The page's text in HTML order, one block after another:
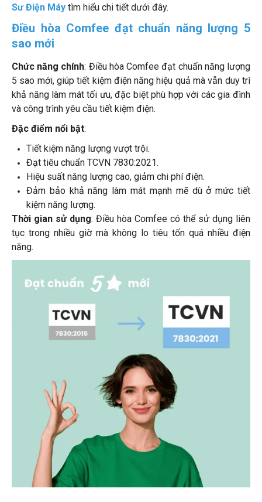
Sư Điện Máy tìm hiểu chi tiết dưới đây.
Điều hòa Comfee đạt chuẩn năng lượng 5
sao mới
Chức năng chính: Điều hòa Comfee đạt chuẩn năng lượng
5 sao mới, giúp tiết kiệm điện năng hiệu quả mà vẫn duy trì
khả năng làm mát tối ưu, đặc biệt phù hợp với các gia đình
và công trình yêu cầu tiết kiệm điện.
Đặc điểm nổi bật:
Tiết kiệm năng lượng vượt trội.
Đạt tiêu chuẩn TCVN 7830:2021.
Hiệu suất năng lượng cao, giảm chi phí điện.
Đảm bảo khả năng làm mát mạnh mẽ dù ở mức tiết
kiệm năng lượng.
Thời gian sử dụng: Điều hòa Comfee có thể sử dụng liên
tục trong nhiều giờ mà không lo tiêu tốn quá nhiều điện
năng.